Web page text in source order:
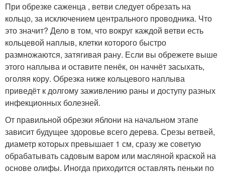
При обрезке саженца , ветви следует обрезать на
кольцо, за исключением центрального проводника. Что
это значит? Дело в том, что вокруг каждой ветви есть
кольцевой наплыв, клетки которого быстро
размножаются, затягивая рану. Если вы обрежете выше
этого наплыва и оставите пенёк, он начнёт засыхать,
оголяя кору. Обрезка ниже кольцевого наплыва
приведёт к долгому заживлению раны и доступу разных
инфекционных болезней.
От правильной обрезки яблони на начальном этапе
зависит будущее здоровье всего дерева. Срезы ветвей,
диаметр которых превышает 1 см, сразу же советую
обрабатывать садовым варом или масляной краской на
основе олифы. Иногда приходится оставлять пеньки по